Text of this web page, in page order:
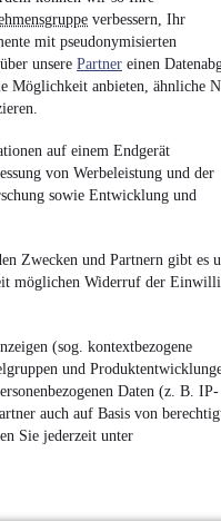
verbessern, Ihr
mit pseudonymisierten
unsere Partner einen
Möglichkeit anbieten, ähnliche
auf einem Endgerät
von Werbeleistung und der
sowie Entwicklung und
Zwecken und Partnern gibt es
möglichen Widerruf der
(sog. kontextbezogene
und
Daten (z. B. IP-
auch auf Basis von
Sie jederzeit unter